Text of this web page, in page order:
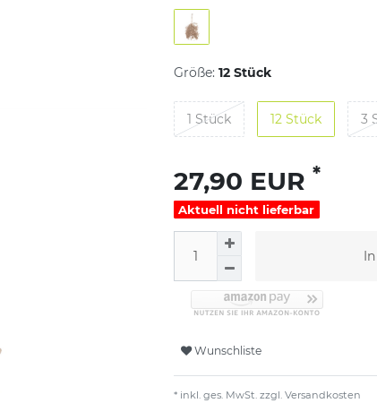
Größe: 12 Stück
1 Stück 12 Stück 3
27,90 EUR *
Aktuell nicht lieferbar
Wunschliste
* inkl. ges. MwSt. zzgl. Versandkosten